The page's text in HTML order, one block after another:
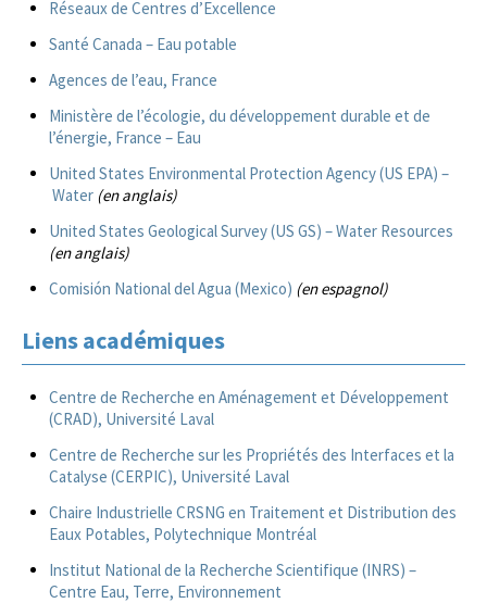
Réseaux de Centres d’Excellence
Santé Canada – Eau potable
Agences de l’eau, France
Ministère de l’écologie, du développement durable et de
l’énergie, France – Eau
United States Environmental Protection Agency (US EPA) –
Water (en anglais)
United States Geological Survey (US GS) – Water Resources
(en anglais)
Comisión National del Agua (Mexico) (en espagnol)
Liens académiques
Centre de Recherche en Aménagement et Développement
(CRAD), Université Laval
Centre de Recherche sur les Propriétés des Interfaces et la
Catalyse (CERPIC), Université Laval
Chaire Industrielle CRSNG en Traitement et Distribution des
Eaux Potables, Polytechnique Montréal
Institut National de la Recherche Scientifique (INRS) –
Centre Eau, Terre, Environnement